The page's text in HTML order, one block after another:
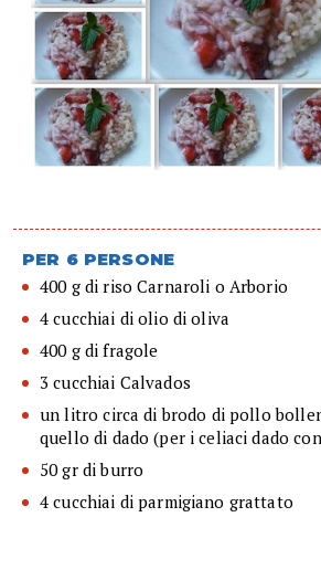
PER 6 PERSONE
400 g di riso Carnaroli o Arborio
4 cucchiai di olio di oliva
400 g di fragole
3 cucchiai Calvados
un litro circa di brodo di pollo
quello di dado (per i celiaci dado
50 gr di burro
4 cucchiai di parmigiano grattato